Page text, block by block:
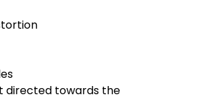
directed towards the